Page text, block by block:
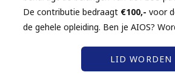
De contributie bedraagt €100,- voor
de gehele opleiding. Ben je AIOS?
LID WORDEN